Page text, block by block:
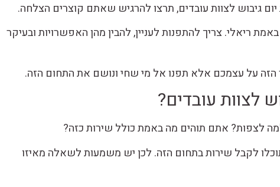
גיבוש לצוות עובדים, תרצו להרגיש שאתם קוצרים הצלחה.
ריאלי. צריך להתפנות לעניין, להבין מהן האפשרויות ובעיקר
על עצמכם אלא תפנו אל מי שחי ונושם את התחום הזה.
לצוות עובדים?
לצפות? אתם תוהים מה באמת כולל שירות כזה?
לקבל שירות בתחום הזה. לכן יש משמעות לשאלה מאיזו